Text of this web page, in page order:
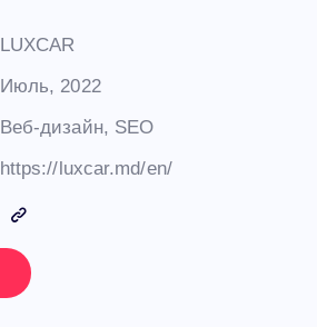
LUXCAR
Июль, 2022
Веб-дизайн, SEO
https://luxcar.md/en/